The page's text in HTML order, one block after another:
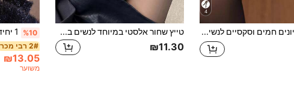
4
גרביונים חמים וסקסיים לנשים מניילון 80 גרם, שחור, אלסטיות גבוהה, גזרה צמודה, מתאים ליומיום/בגדי יומיום/אביב/סתיו/חורף ולטמפרטורה של 10-25°C טייץ שחור אלסטי במיוחד לנשים במידות גדולות, מכנסיים צמודים וצמודים עם מותן דחיסה קלה נגד פילינג לנשים, מתאים ללבוש יומיומי, משרד ביתי, נסיעות בחוץ ועבודות יומיומיות, ניתן ללבוש כשכבת בסיס, גרביים, שמלות תואמות, מתאים גם כמתנת חג המולד
₪11.30
%10
2# רבי מכר
₪13.05
משוער